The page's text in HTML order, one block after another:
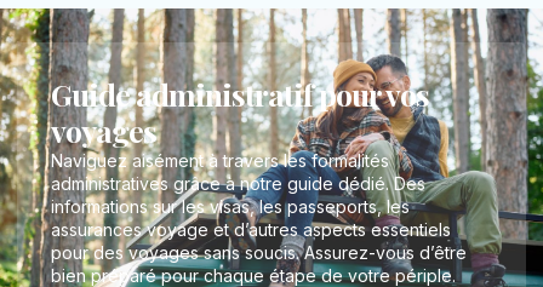
Guide administratif pour vos
voyages
Naviguez aisément à travers les formalités
administratives grâce à notre guide dédié. Des
informations sur les visas, les passeports, les
assurances voyage et d’autres aspects essentiels
pour des voyages sans soucis. Assurez-vous d’être
bien préparé pour chaque étape de votre périple.